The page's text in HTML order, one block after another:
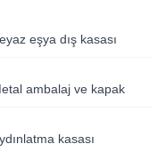
eşya dış kasası
ambalaj ve kapak
kasası